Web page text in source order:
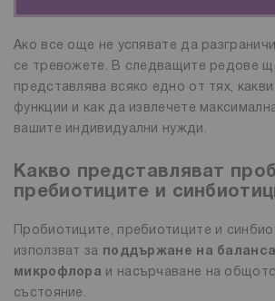
Ако все още не успявате да
се тревожете. В следващите редове
представлява всяко едно от тях, какви
функции и как да извлечете
вашите индивидуални нужди.
Какво представляват
пребиотиците и
Пробиотиците, пребиотиците и
използват за поддържане на
микрофлора и насърчаване на
състояние.